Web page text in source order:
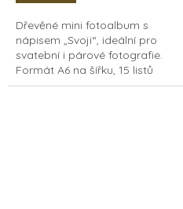
Dřevěné mini fotoalbum s
nápisem „Svoji“, ideální pro
svatební i párové fotografie.
Formát A6 na šířku, 15 listů
papírů v bílé a černé barvě.